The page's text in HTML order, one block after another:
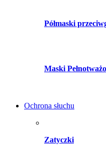
Półmaski
Maski
Ochrona słuchu
Zatyczki